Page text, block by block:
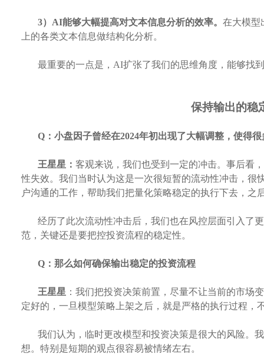
3）AI能够大幅提高对文本信息分析的效率。 在大模型
上的各类文本信息做结构化分析。
最重要的一点是， AI扩张了我们的思维角度，能够找
保持输出的稳
Q： 小盘因子曾经在2024年初出现了大幅调整，使得
王星星： 客观来说，我们也受到一定的冲击。事后看
性失效。我们当时认为这是一次很短暂的流动性冲击，
户沟通的工作，帮助我们把量化策略稳定的执行下去，之
经历了此次流动性冲击后，我们也在风控层面引入了
范，关键还是要把控投资流程的稳定性。
Q： 那么如何确保输出稳定的投资流程
王星星 ：我们把投资决策前置，尽量不让当前的市场
定好的，一旦模型策略上架之后，就是严格的执行过程
我们认为，临时更改模型和投资决策是很大的风险。
想。特别是短期的观点很容易被情绪左右。